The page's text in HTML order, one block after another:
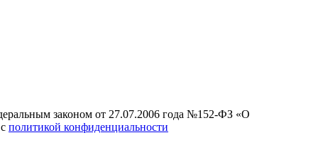
законом от 27.07.2006 года №152-ФЗ «О
политикой конфиденциальности